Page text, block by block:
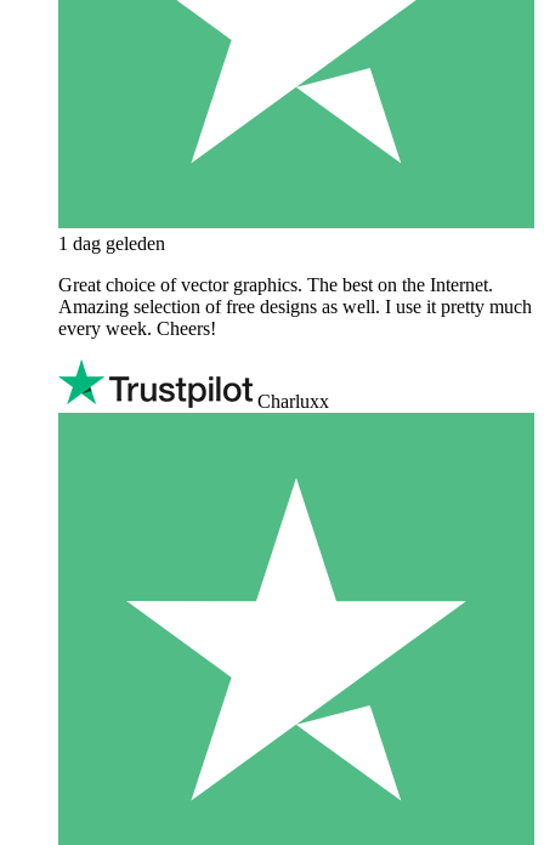
1 dag geleden
Great choice of vector graphics. The best on the Internet.
Amazing selection of free designs as well. I use it pretty much
every week. Cheers!
Charluxx